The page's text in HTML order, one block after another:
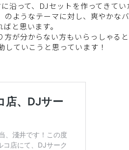
沿って、DJセットを作ってきて
ようなテーマに対し、爽やかな
と思います。
が分からない方もいらっしゃる
ていこうと思っています！